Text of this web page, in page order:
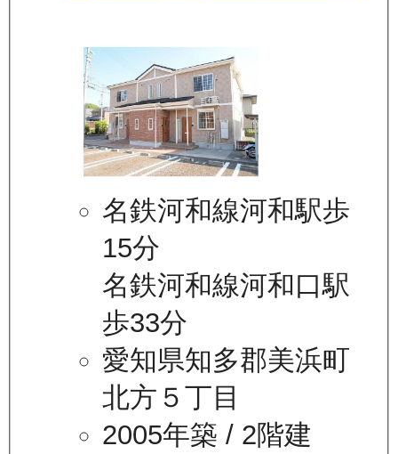
名鉄河和線河和駅歩
15分
名鉄河和線河和口駅
歩33分
愛知県知多郡美浜町
北方５丁目
2005年築 / 2階建